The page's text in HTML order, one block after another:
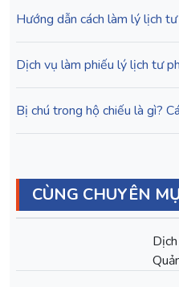
Hướng dẫn cách làm lý lịch
Dịch vụ làm phiếu lý lịch tư
Bị chú trong hộ chiếu là gì?
CÙNG CHUYÊN